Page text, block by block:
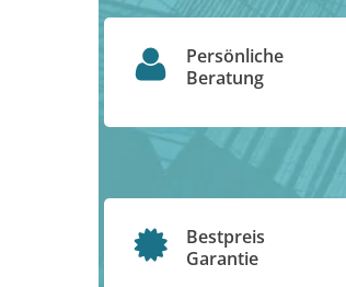
Persönliche
Beratung
Bestpreis
Garantie